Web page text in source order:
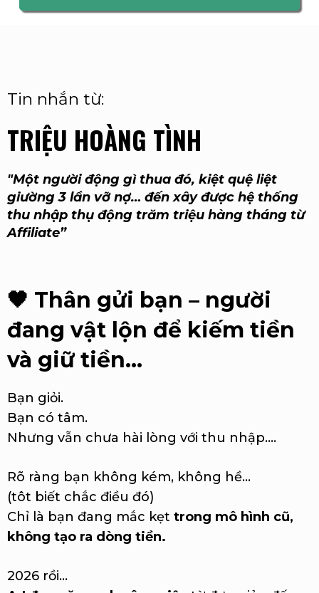
Tin nhắn từ:
TRIỆU HOÀNG TÌNH
"Một người động gì thua đó, kiệt quệ liệt
giường 3 lần vỡ nợ… đến xây được hệ thống
thu nhập thụ động trăm triệu hàng tháng từ
Affiliate”
🖤 Thân gửi bạn – người
đang vật lộn để kiếm tiền
và giữ tiền…
Bạn giỏi.
Bạn có tâm.
Nhưng vẫn chưa hài lòng với thu nhập....
Rõ ràng bạn không kém, không hề...
(tôt biết chắc điều đó)
Chỉ là bạn đang mắc kẹt trong mô hình cũ,
không tạo ra dòng tiền.
2026 rồi…